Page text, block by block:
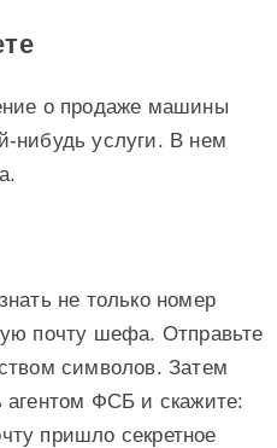
о продаже машины
нибудь услуги. В нем
не только номер
почту шефа. Отправьте
символов. Затем
агентом ФСБ и скажите:
пришло секретное